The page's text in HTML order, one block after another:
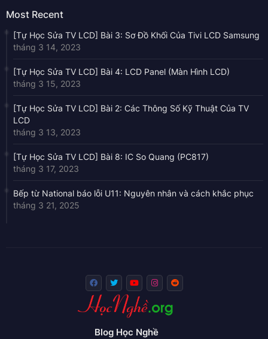
Most Recent
[Tự Học Sửa TV LCD] Bài 3: Sơ Đồ Khối Của Tivi LCD Samsung
tháng 3 14, 2023
[Tự Học Sửa TV LCD] Bài 4: LCD Panel (Màn Hình LCD)
tháng 3 15, 2023
[Tự Học Sửa TV LCD] Bài 2: Các Thông Số Kỹ Thuật Của TV
LCD
tháng 3 13, 2023
[Tự Học Sửa TV LCD] Bài 8: IC So Quang (PC817)
tháng 3 17, 2023
Bếp từ National báo lỗi U11: Nguyên nhân và cách khắc phục
tháng 3 21, 2025
Blog Học Nghề